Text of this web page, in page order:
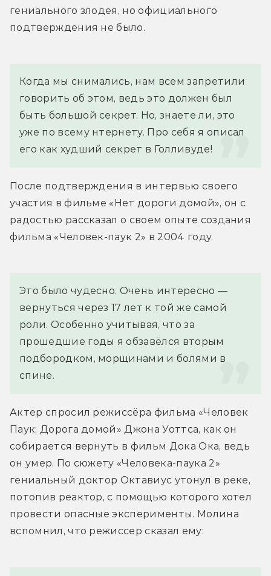
гениального злодея, но официального
подтверждения не было.
Когда мы снимались, нам всем запретили
говорить об этом, ведь это должен был
быть большой секрет. Но, знаете ли, это
уже по всему нтернету. Про себя я описал
его как худший секрет в Голливуде!
После подтверждения в интервью своего
участия в фильме «Нет дороги домой», он с
радостью рассказал о своем опыте создания
фильма «Человек-паук 2» в 2004 году.
Это было чудесно. Очень интересно —
вернуться через 17 лет к той же самой
роли. Особенно учитывая, что за
прошедшие годы я обзавёлся вторым
подбородком, морщинами и болями в
спине.
Актер спросил режиссёра фильма «Человек
Паук: Дорога домой» Джона Уоттса, как он
собирается вернуть в фильм Дока Ока, ведь
он умер. По сюжету «Человека-паука 2»
гениальный доктор Октавиус утонул в реке,
потопив реактор, с помощью которого хотел
провести опасные эксперименты. Молина
вспомнил, что режиссер сказал ему: